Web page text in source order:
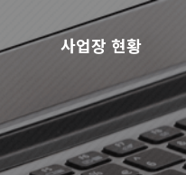
사업장 현황